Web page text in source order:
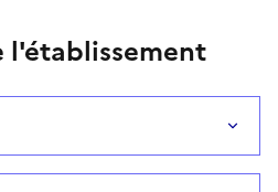
l'établissement